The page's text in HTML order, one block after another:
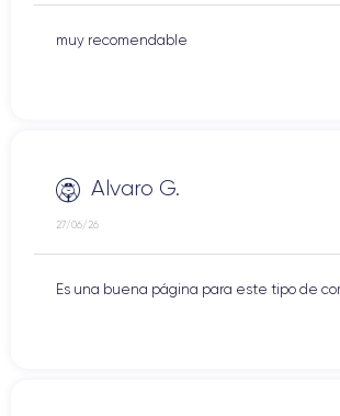
muy recomendable
Alvaro G.
27/06/26
Es una buena página para este tipo de